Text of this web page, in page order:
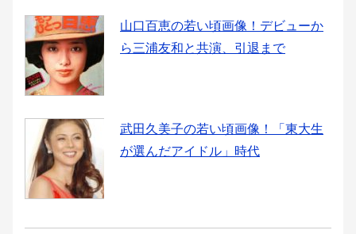
山口百恵の若い頃画像！デビューか
ら三浦友和と共演、引退まで
武田久美子の若い頃画像！「東大生
が選んだアイドル」時代